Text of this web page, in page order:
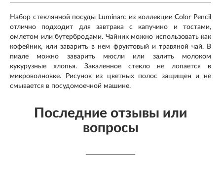
Набор стеклянной посуды Luminarc из коллекции Color Pencil
отлично подходит для завтрака с капучино и тостами,
омлетом или бутербродами. Чайник можно использовать как
кофейник, или заварить в нем фруктовый и травяной чай. В
пиале можно заварить мюсли или залить молоком
кукурузные хлопья. Закаленное стекло не лопается в
микроволновке. Рисунок из цветных полос защищен и не
смывается в посудомоечной машине.
Последние отзывы или
вопросы